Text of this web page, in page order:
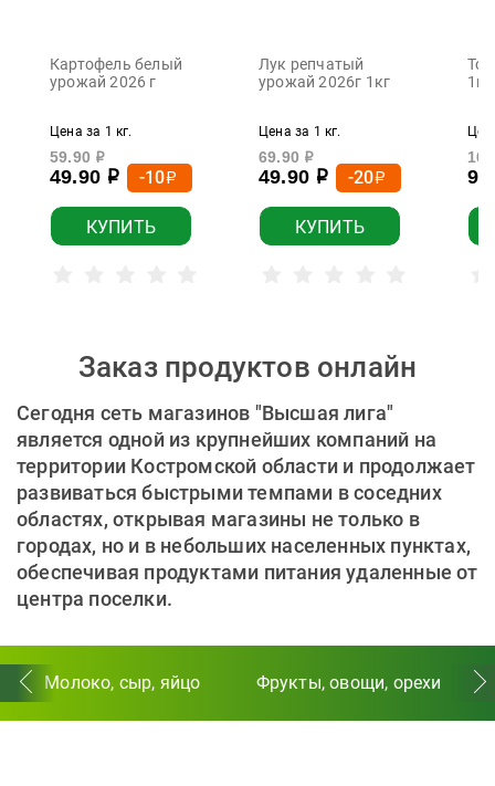
Картофель белый
урожай 2026 г
Цена за 1 кг.
59.90 р
49.90 р -10р
КУПИТЬ
Лук репчатый
урожай 2026г 1кг
Цена за 1 кг.
69.90 р
49.90 р -20р
КУПИТЬ
1кг
Заказ продуктов онлайн
Сегодня сеть магазинов "Высшая лига"
является одной из крупнейших компаний на
территории Костромской области и продолжает
развиваться быстрыми темпами в соседних
областях, открывая магазины не только в
городах, но и в небольших населенных пунктах,
обеспечивая продуктами питания удаленные от
центра поселки.
Молоко, сыр, яйцо Фрукты, овощи, орехи